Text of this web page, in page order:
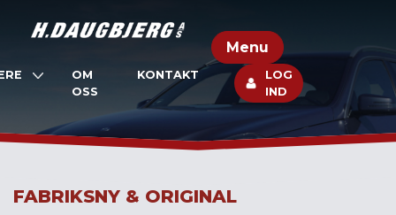
Menu
OM
OSS
KONTAKT
LOG
IND
FABRIKSNY & ORIGINAL